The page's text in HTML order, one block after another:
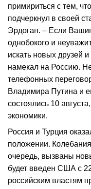
примириться с тем,
подчеркнул в своей
Эрдоган. – Если
однобокого и
искать новых друзей
намекал на Россию.
телефонных
Владимира Путина и
состоялись 10
экономики.
Россия и Турция
положении.
очередь, вызваны
будет введен США с
российским властям